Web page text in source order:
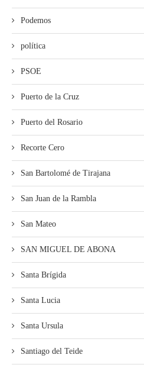
Podemos
política
PSOE
Puerto de la Cruz
Puerto del Rosario
Recorte Cero
San Bartolomé de Tirajana
San Juan de la Rambla
San Mateo
SAN MIGUEL DE ABONA
Santa Brígida
Santa Lucia
Santa Ursula
Santiago del Teide